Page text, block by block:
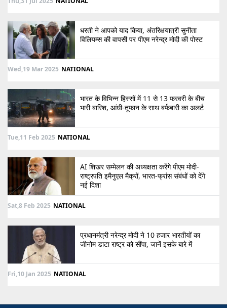
धरती ने आपको याद किया, अंतरिक्षयात्री सुनीता
विलियम्स की वापसी पर पीएम नरेन्द्र मोदी की पोस्ट
Wed,19 Mar 2025 NATIONAL
भारत के विभिन्न हिस्सों में 11 से 13 फरवरी के बीच
भारी बारिश, आंधी-तूफान के साथ बर्फबारी का अलर्ट
Tue,11 Feb 2025 NATIONAL
AI शिखर सम्मेलन की अध्यक्षता करेंगे पीएम मोदी-
राष्ट्रपति इमैनुएल मैक्रों, भारत-फ्रांस संबंधों को देंगे
नई दिशा
Sat,8 Feb 2025 NATIONAL
प्रधानमंत्री नरेन्द्र मोदी ने 10 हजार भारतीयों का
जीनोम डाटा राष्ट्र को सौंपा, जानें इसके बारे में
Fri,10 Jan 2025 NATIONAL